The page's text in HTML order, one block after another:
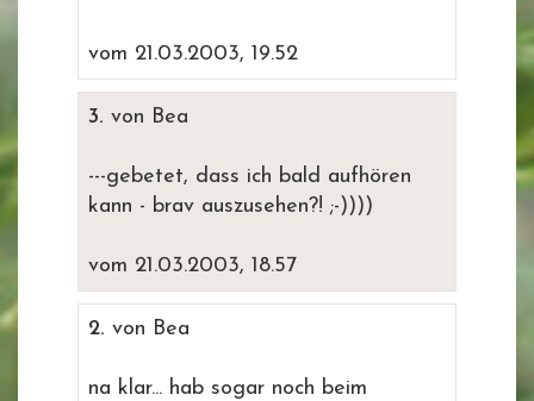
vom 21.03.2003, 19.52
3. von Bea
---gebetet, dass ich bald aufhören
kann - brav auszusehen?! ;-))))
vom 21.03.2003, 18.57
2. von Bea
na klar... hab sogar noch beim